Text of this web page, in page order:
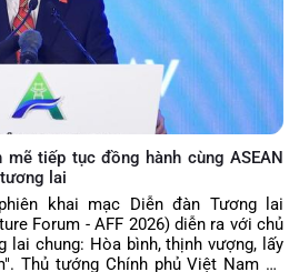
tiếp tục đồng hành cùng ASEAN
lai
khai mạc Diễn đàn Tương lai
Forum - AFF 2026) diễn ra với chủ
lai chung: Hòa bình, thịnh vượng, lấy
Thủ tướng Chính phủ Việt Nam Lê